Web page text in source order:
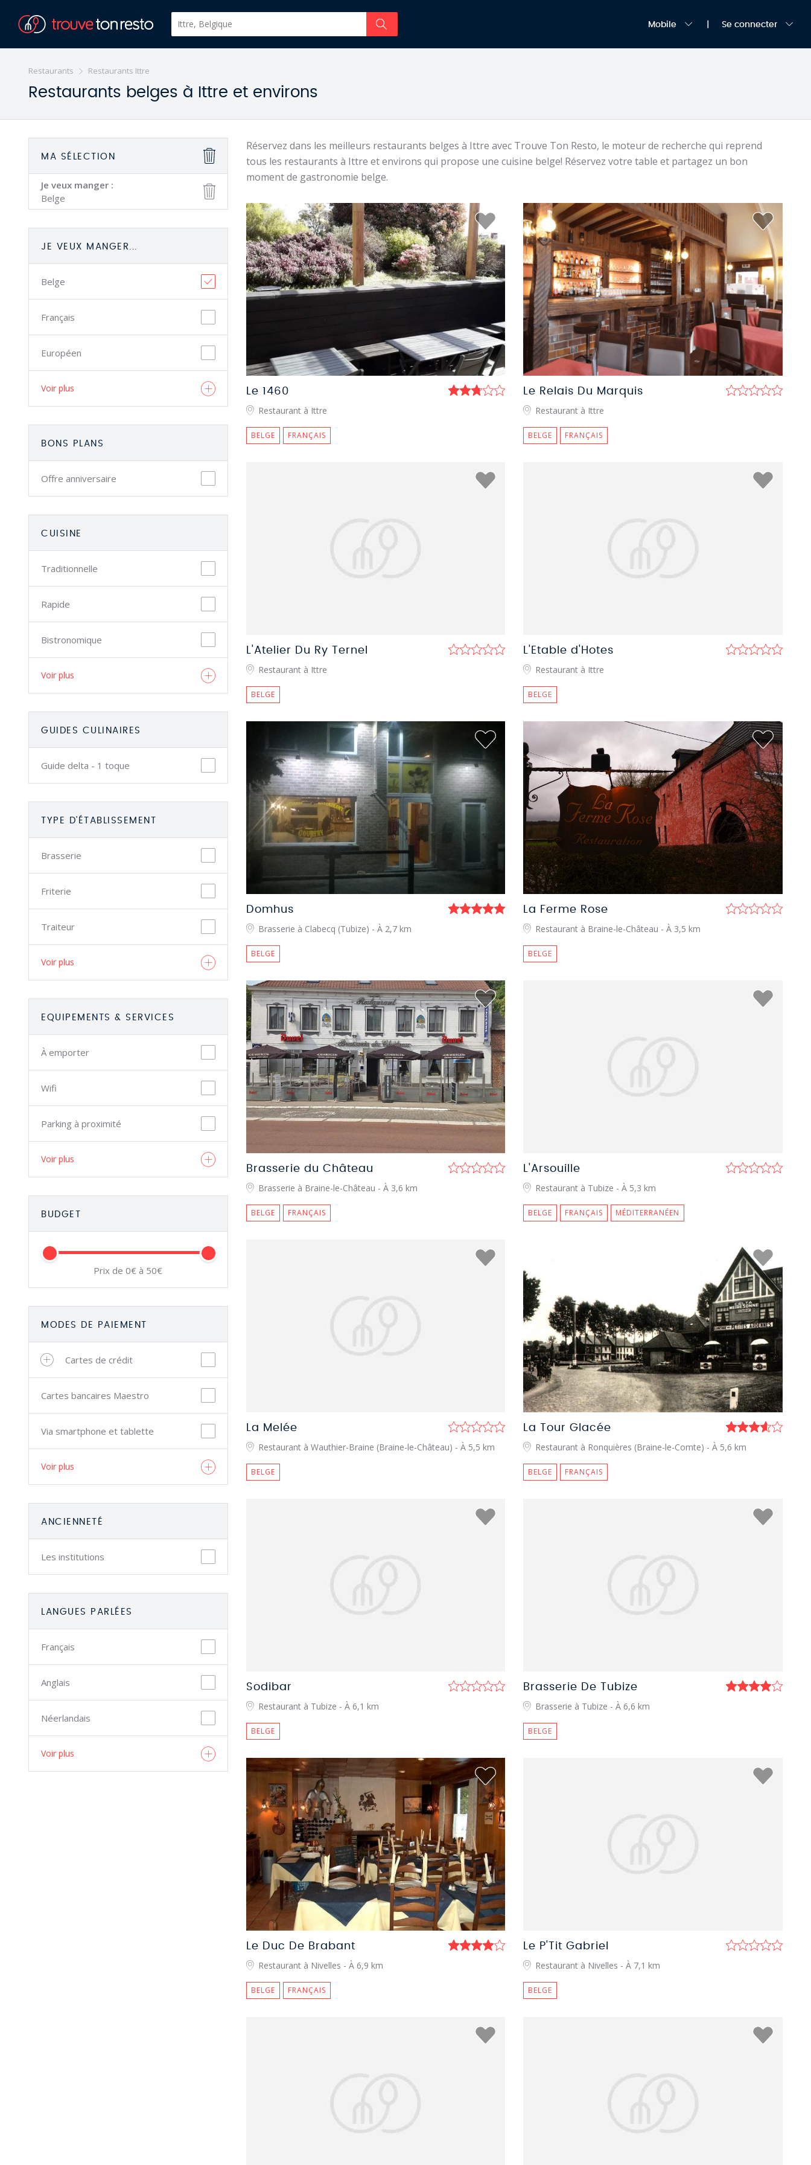
Mobile Se connecter
Restaurants Restaurants Ittre
Restaurants belges à Ittre et environs
MA SÉLECTION
Je veux manger :
Belge
JE VEUX MANGER...
Belge
Français
Européen
Voir plus
BONS PLANS
Offre anniversaire
CUISINE
Traditionnelle
Rapide
Bistronomique
Voir plus
GUIDES CULINAIRES
Guide delta - 1 toque
TYPE D'ÉTABLISSEMENT
Brasserie
Friterie
Traiteur
Voir plus
EQUIPEMENTS & SERVICES
À emporter
Wifi
Parking à proximité
Voir plus
BUDGET
Prix de 0€ à 50€
MODES DE PAIEMENT
Cartes de crédit
Cartes bancaires Maestro
Via smartphone et tablette
Voir plus
ANCIENNETÉ
Les institutions
LANGUES PARLÉES
Français
Anglais
Néerlandais
Voir plus
Réservez dans les meilleurs restaurants belges à Ittre avec Trouve Ton Resto, le moteur de recherche qui reprend
tous les restaurants à Ittre et environs qui propose une cuisine belge! Réservez votre table et partagez un bon
moment de gastronomie belge.
Le 1460
Restaurant à Ittre
BELGE FRANÇAIS
Le Relais Du Marquis
Restaurant à Ittre
BELGE FRANÇAIS
L'Atelier Du Ry Ternel
Restaurant à Ittre
BELGE
L'Etable d'Hotes
Restaurant à Ittre
BELGE
Domhus
Brasserie à Clabecq (Tubize) - À 2,7 km
BELGE
La Ferme Rose
Restaurant à Braine-le-Château - À 3,5 km
BELGE
Brasserie du Château
Brasserie à Braine-le-Château - À 3,6 km
BELGE FRANÇAIS
L'Arsouille
Restaurant à Tubize - À 5,3 km
BELGE FRANÇAIS MÉDITERRANÉEN
La Melée
Restaurant à Wauthier-Braine (Braine-le-Château) - À 5,5 km
BELGE
La Tour Glacée
Restaurant à Ronquières (Braine-le-Comte) - À 5,6 km
BELGE FRANÇAIS
Sodibar
Restaurant à Tubize - À 6,1 km
BELGE
Brasserie De Tubize
Brasserie à Tubize - À 6,6 km
BELGE
Le Duc De Brabant
Restaurant à Nivelles - À 6,9 km
BELGE FRANÇAIS
Le P'Tit Gabriel
Restaurant à Nivelles - À 7,1 km
BELGE